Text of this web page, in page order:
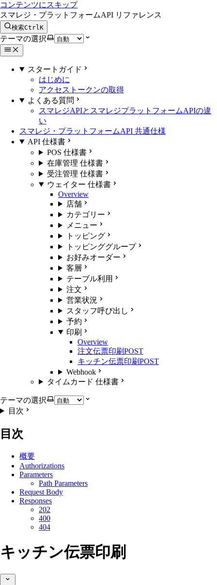
コンテンツにスキップ
スマレジ・プラットフォームAPI リファレンス
検索CtrlK
テーマの選択
スタートガイド
はじめに
アクセストークンの取得
よくある質問
スマレジAPIとスマレジプラットフォームAPIの違
い
スマレジ・プラットフォームAPI 共通仕様
API 仕様書
POS 仕様書
在庫管理 仕様書
受注管理 仕様書
ウェイター 仕様書
Overview
店舗
カテゴリー
メニュー
トッピング
トッピンググループ
お好みオーダー
客層
テーブル利用
注文
営業状況
スタッフ呼び出し
予約
印刷
Overview
注文伝票印刷POST
キッチン伝票印刷POST
Webhook
タイムカード 仕様書
テーマの選択
目次
目次
概要
Authorizations
Parameters
Path Parameters
Request Body
Responses
202
400
404
キッチン伝票印刷